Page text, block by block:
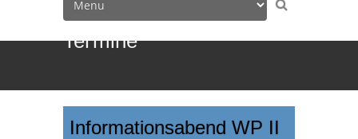
Termine
Informationsabend WP II